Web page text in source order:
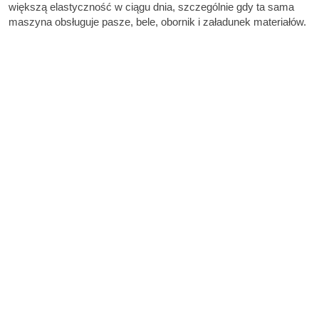
większą elastyczność w ciągu dnia, szczególnie gdy ta sama
maszyna obsługuje pasze, bele, obornik i załadunek materiałów.